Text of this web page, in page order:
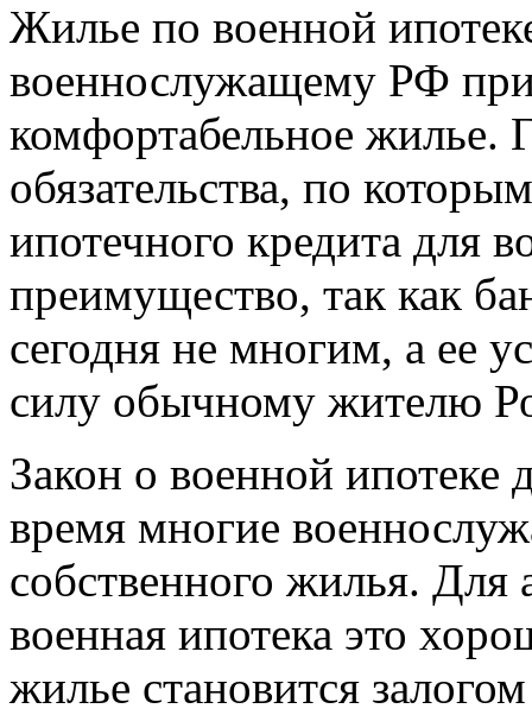
Жилье по военной
военнослужащему РФ
комфортабельное жилье.
обязательства, по
ипотечного кредита для
преимущество, так как
сегодня не многим, а ее
силу обычному жителю
Закон о военной ипотеке
время многие
собственного жилья. Для
военная ипотека это
жилье становится